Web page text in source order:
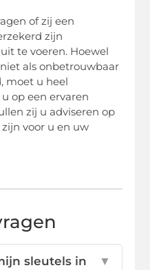
of zij een
zijn
te voeren. Hoewel
als onbetrouwbaar
moet u heel
op een ervaren
zij u adviseren op
voor u en uw
sleutels in
▼